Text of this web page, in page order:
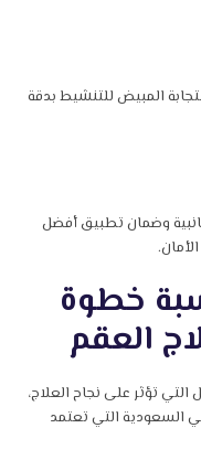
المبيض للتنشيط بدقة
وضمان تطبيق أفضل
خطوة
العقم
تؤثر على نجاح العلاج،
السعودية التي تعتمد